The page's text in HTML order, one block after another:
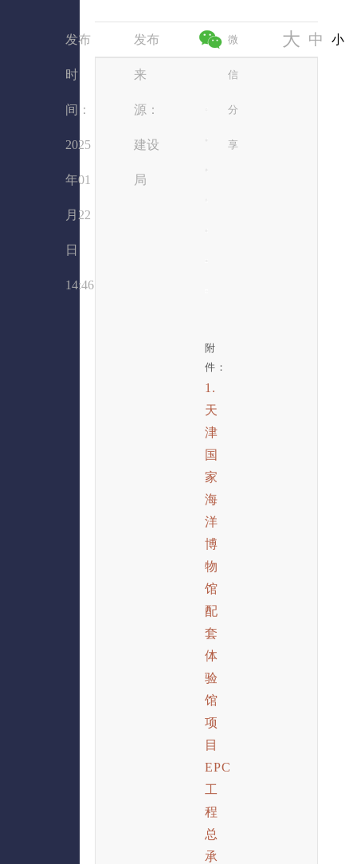
发布
时
间：
2025
年01
月22
日
14:46
发布
来
源：
建设
局
微
信
分
享
大 中 小
附
件：
1.
天
津
国
家
海
洋
博
物
馆
配
套
体
验
馆
项
目
EPC
工
程
总
承